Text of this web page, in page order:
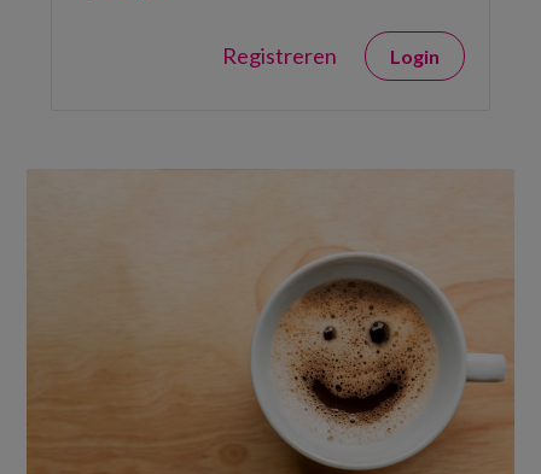
Registreren Login